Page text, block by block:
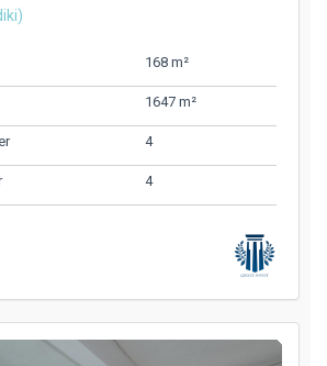
168 m²
1647 m²
4
4